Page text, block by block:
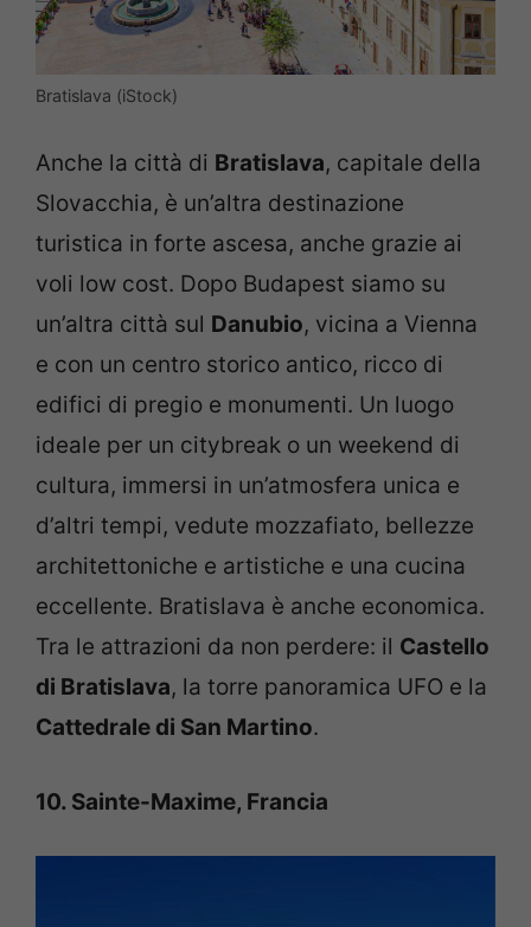
Bratislava (iStock)
Anche la città di Bratislava, capitale della
Slovacchia, è un’altra destinazione
turistica in forte ascesa, anche grazie ai
voli low cost. Dopo Budapest siamo su
un’altra città sul Danubio, vicina a Vienna
e con un centro storico antico, ricco di
edifici di pregio e monumenti. Un luogo
ideale per un citybreak o un weekend di
cultura, immersi in un’atmosfera unica e
d’altri tempi, vedute mozzafiato, bellezze
architettoniche e artistiche e una cucina
eccellente. Bratislava è anche economica.
Tra le attrazioni da non perdere: il Castello
di Bratislava, la torre panoramica UFO e la
Cattedrale di San Martino.
10. Sainte-Maxime, Francia